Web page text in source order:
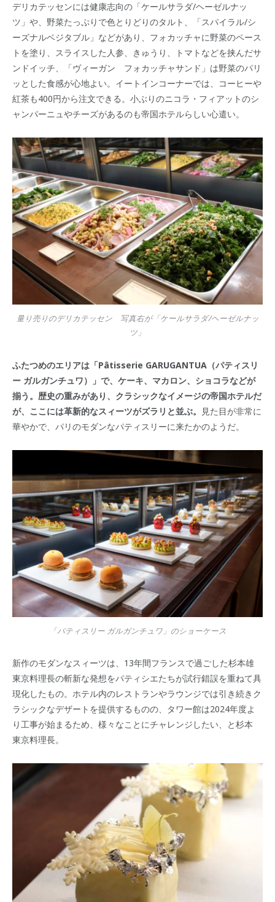
デリカテッセンには健康志向の「ケールサラダ/ヘーゼルナッ
ツ」や、野菜たっぷりで色とりどりのタルト、「スパイラル/シ
ーズナルベジタブル」などがあり、フォカッチャに野菜のペース
トを塗り、スライスした人参、きゅうり、トマトなどを挟んだサ
ンドイッチ、「ヴィーガン フォカッチャサンド」は野菜のパリ
ッとした食感が心地よい。イートインコーナーでは、コーヒーや
紅茶も400円から注文できる。小ぶりのニコラ・フィアットのシ
ャンパーニュやチーズがあるのも帝国ホテルらしい心遣い。
量り売りのデリカテッセン 写真右が「ケールサラダ/ヘーゼルナッ
ツ」
ふたつめのエリアは「Pâtisserie GARUGANTUA（パティスリ
ー ガルガンチュワ）」で、ケーキ、マカロン、ショコラなどが
揃う。歴史の重みがあり、クラシックなイメージの帝国ホテルだ
が、ここには革新的なスィーツがズラリと並ぶ。
見た目が非常に
華やかで、パリのモダンなパティスリーに来たかのようだ。
「パティスリー ガルガンチュワ」のショーケース
新作のモダンなスィーツは、13年間フランスで過ごした杉本雄
東京料理長の斬新な発想をパティシエたちが試行錯誤を重ねて具
現化したもの。ホテル内のレストランやラウンジでは引き続きク
ラシックなデザートを提供するものの、タワー館は2024年度よ
り工事が始まるため、様々なことにチャレンジしたい、と杉本
東京料理長。